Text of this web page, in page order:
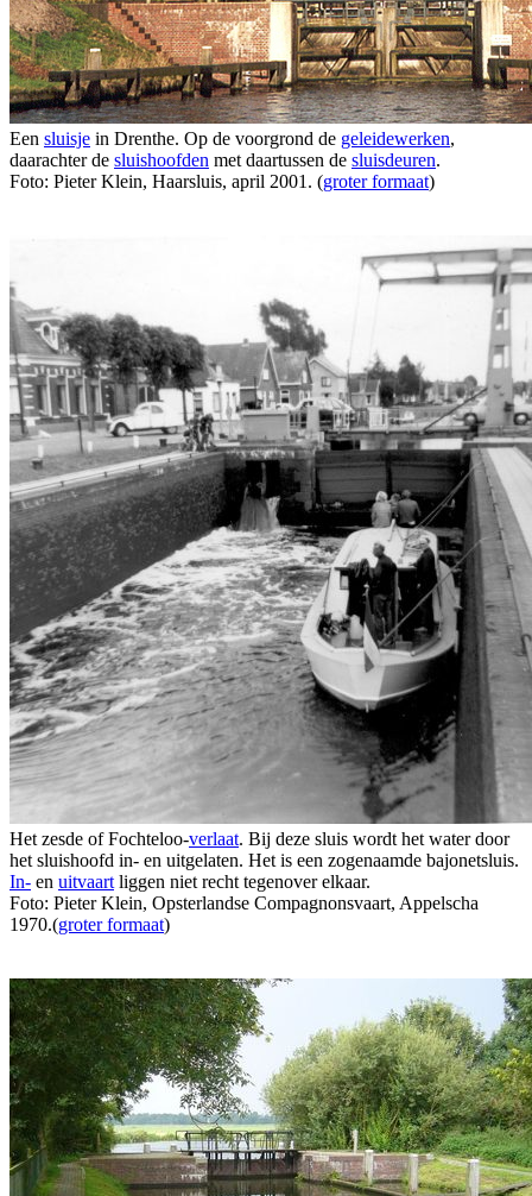
Een sluisje in Drenthe. Op de voorgrond de geleidewerken,
daarachter de sluishoofden met daartussen de sluisdeuren.
Foto: Pieter Klein, Haarsluis, april 2001. (groter formaat)
Het zesde of Fochteloo-verlaat. Bij deze sluis wordt het water door
het sluishoofd in- en uitgelaten. Het is een zogenaamde bajonetsluis.
In- en uitvaart liggen niet recht tegenover elkaar.
Foto: Pieter Klein, Opsterlandse Compagnonsvaart, Appelscha
1970.(groter formaat)